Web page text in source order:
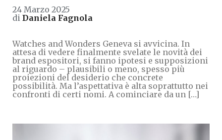
24 Marzo 2025
di Daniela Fagnola
Watches and Wonders Geneva si avvicina. In
attesa di vedere finalmente svelate le novità dei
brand espositori, si fanno ipotesi e supposizioni
al riguardo – plausibili o meno, spesso più
proiezioni del desiderio che concrete
possibilità. Ma l’aspettativa è alta soprattutto nei
confronti di certi nomi. A cominciare da un […]